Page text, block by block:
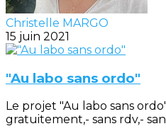
Christelle MARGO
15 juin 2021
"Au labo sans ordo"
Le projet "Au labo sans
gratuitement,- sans rdv,-